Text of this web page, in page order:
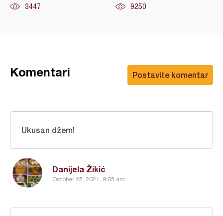
3447 9250
Postavite komentar
Komentari
Danijela Žikić
October 25, 2021, 9:05 am
Ukusan džem!